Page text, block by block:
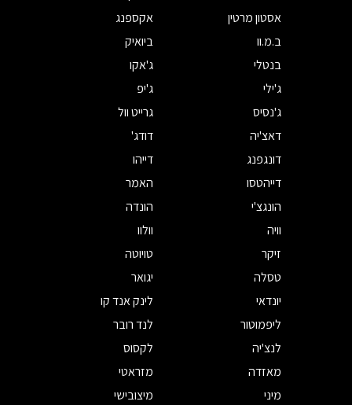
אסטון מרטין
אקספנג
ב.מ.וו
ביואיק
בנטלי
ג'אקו
ג'ילי
ג'יפ
ג'נסיס
גרייט וול
דאצ'יה
דודג'
דונגפנג
דייהו
דייהטסו
האמר
הונגצ'י
הונדה
וויה
וולוו
זיקר
טויוטה
טסלה
יגואר
יונדאי
לינק אנד קו
ליפמוטור
לנד רובר
לנצ'יה
לקסוס
מאזדה
מזראטי
מיני
מיצובישי